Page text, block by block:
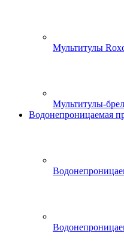
Мультитулы
Мультитулы-
Водонепроницаемая